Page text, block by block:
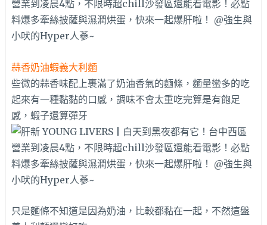
蒜香奶油蝦義大利麵
些微的蒜香味配上裹滿了奶油香氣的麵條，麵量蠻多的吃
起來有一種黏黏的口感，調味不會太重吃完算是有飽足
感，蝦子還算彈牙
只是麵條不知道是因為奶油，比較都黏在一起，不然這盤